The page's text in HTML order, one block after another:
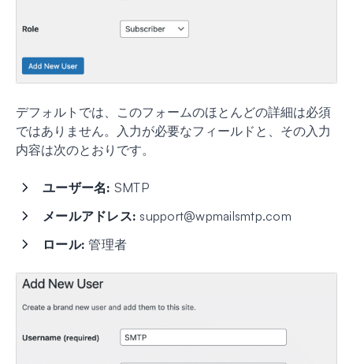
デフォルトでは、このフォームのほとんどの詳細は必須
ではありません。入力が必要なフィールドと、その入力
内容は次のとおりです。
ユーザー名: SMTP
メールアドレス: support@wpmailsmtp.com
ロール: 管理者